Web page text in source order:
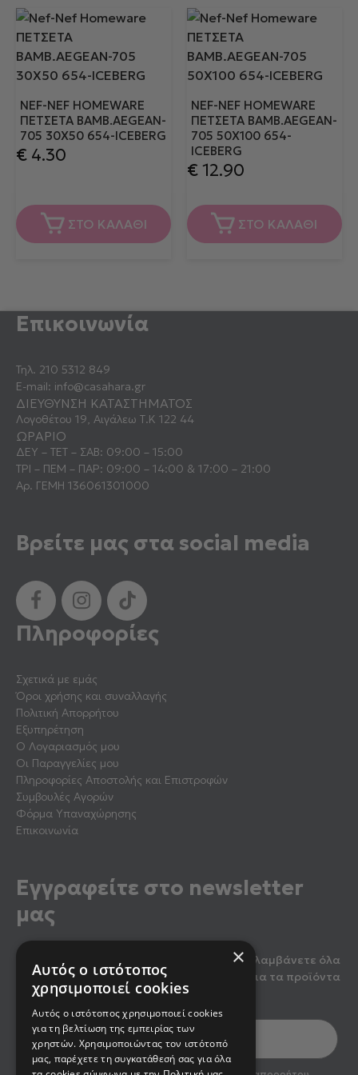
NEF-NEF HOMEWARE
ΠΕΤΣΕΤΑ ΒΑΜΒ.AEGEAN-
705 30X50 654-ICEBERG
€ 4.30
ΣΤΟ ΚΑΛΑΘΙ
NEF-NEF HOMEWARE
ΠΕΤΣΕΤΑ ΒΑΜΒ.AEGEAN-
705 50X100 654-
ICEBERG
€12.90
ΣΤΟ ΚΑΛΑΘΙ
Επικοινωνία
Τηλ. 210 5312 849
E-mail: info@casahara.gr
ΔΙΕΥΘΥΝΣΗ ΚΑΤΑΣΤΗΜΑΤΟΣ
Λογοθέτου 19, Αιγάλεω Τ.Κ 122 44
ΩΡΑΡΙΟ
ΔΕΥ – ΤΕΤ – ΣΑΒ: 09:00 – 15:00
ΤΡΙ – ΠΕΜ – ΠΑΡ: 09:00 – 14:00 & 17:00 – 21:00
Αρ. ΓΕΜΗ 136061301000
Βρείτε μας στα social media
Πληροφορίες
Σχετικά με εμάς
Όροι χρήσης και συναλλαγής
Πολιτική Απορρήτου
Εξυπηρέτηση
Ο Λογαριασμός μου
Οι Παραγγελίες μου
Πληροφορίες Αποστολής και Επιστροφών
Συμβουλές Αγορών
Φόρμα Υπαναχώρησης
Επικοινωνία
Εγγραφείτε στο newsletter
μας
Κάντε εγγραφή στο newsletter μας για να λαμβάνετε όλα
τα τελευταία νέα, καθώς και προσφορές για τα προϊόντα
μας.
optin2
×
Αυτός ο ιστότοπος
χρησιμοποιεί cookies
Αυτός ο ιστότοπος χρησιμοποιεί cookies
για τη βελτίωση της εμπειρίας των
χρηστών. Χρησιμοποιώντας τον ιστότοπό
μας, παρέχετε τη συγκατάθεσή σας για όλα